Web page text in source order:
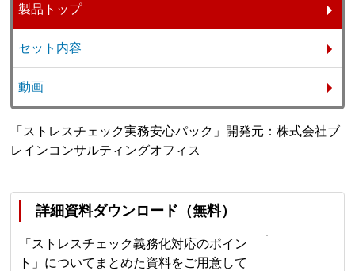
製品トップ
セット内容
動画
「ストレスチェック実務安心パック」開発元：株式会社ブ
レインコンサルティングオフィス
詳細資料ダウンロード（無料）
「ストレスチェック義務化対応のポイン
ト」についてまとめた資料をご用意して